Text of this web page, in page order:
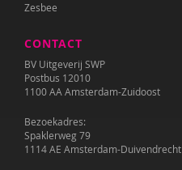
Nanne van Doorn
Anne L. Douglass
Marieke Effting
Corina Elzenaar
Zesbee
CONTACT
BV Uitgeverij SWP
Postbus 12010
1100 AA Amsterdam-Zuidoost
Bezoekadres:
Spaklerweg 79
1114 AE Amsterdam-Duivendrecht